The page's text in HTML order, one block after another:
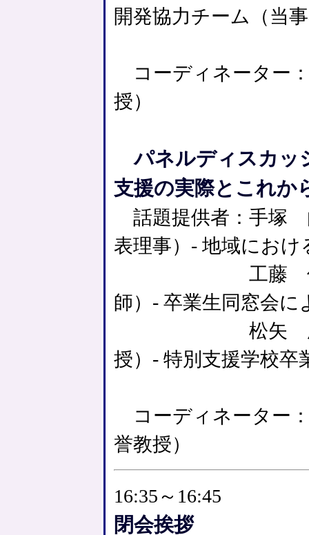
開発協力チーム（当
コーディネーター
授）
パネルディスカッ
支援の実際とこれか
話題提供者：手塚
表理事）- 地域にお
工藤 傑史（
師）- 卒業生同窓会
松矢 勝宏（
授）- 特別支援学校
コーディネーター
誉教授）
16:35～16:45
閉会挨拶